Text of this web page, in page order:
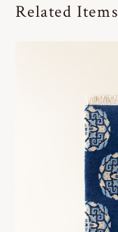
Related Items